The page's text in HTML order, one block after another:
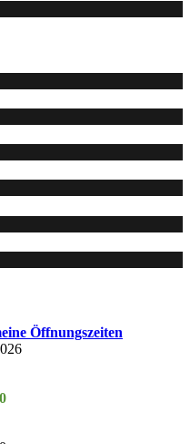
Öffnungszeiten